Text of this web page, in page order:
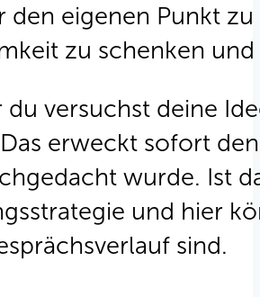
den eigenen Punkt
zu schenken
du versuchst deine
Das erweckt sofort
wurde. Ist
und hier
sind.